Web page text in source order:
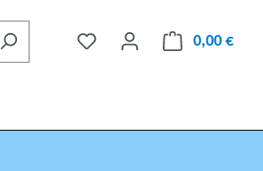
0,00 €